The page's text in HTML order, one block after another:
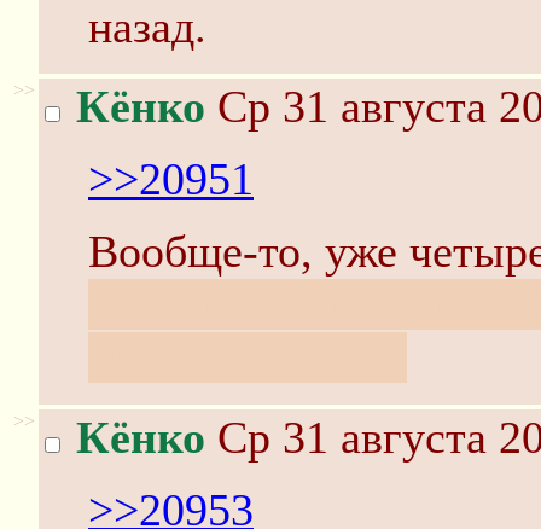
назад.
>> Кёнко Ср 31 августа
>>20951
Вообще-то, уже
>> Кёнко Ср 31 августа
>>20953